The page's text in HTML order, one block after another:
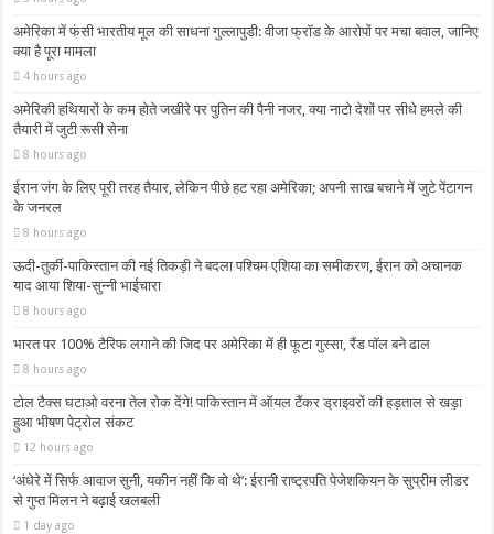
अमेरिका में फंसी भारतीय मूल की साधना गुल्लापुडी: वीजा फ्रॉड के आरोपों पर मचा बवाल, जानिए
क्या है पूरा मामला
4 hours ago
अमेरिकी हथियारों के कम होते जखीरे पर पुतिन की पैनी नजर, क्या नाटो देशों पर सीधे हमले की
तैयारी में जुटी रूसी सेना
8 hours ago
ईरान जंग के लिए पूरी तरह तैयार, लेकिन पीछे हट रहा अमेरिका; अपनी साख बचाने में जुटे पेंटागन
के जनरल
8 hours ago
ऊदी-तुर्की-पाकिस्तान की नई तिकड़ी ने बदला पश्चिम एशिया का समीकरण, ईरान को अचानक
याद आया शिया-सुन्नी भाईचारा
8 hours ago
भारत पर 100% टैरिफ लगाने की जिद पर अमेरिका में ही फूटा गुस्सा, रैंड पॉल बने ढाल
8 hours ago
टोल टैक्स घटाओ वरना तेल रोक देंगे! पाकिस्तान में ऑयल टैंकर ड्राइवरों की हड़ताल से खड़ा
हुआ भीषण पेट्रोल संकट
12 hours ago
‘अंधेरे में सिर्फ आवाज सुनी, यकीन नहीं कि वो थे’: ईरानी राष्ट्रपति पेजेशकियन के सुप्रीम लीडर
से गुप्त मिलन ने बढ़ाई खलबली
1 day ago